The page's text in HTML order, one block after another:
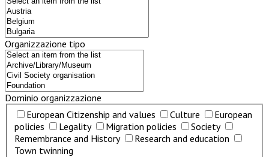
Organizzazione tipo
Dominio organizzazione
European Citizenship and values
Culture
European
policies
Legality Migration policies
Society
Remembrance and History
Research and education
Town twinning